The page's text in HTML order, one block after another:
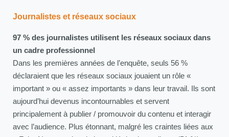
Journalistes et réseaux sociaux
97 % des journalistes utilisent les réseaux sociaux dans
un cadre professionnel
Dans les premières années de l’enquête, seuls 56 %
déclaraient que les réseaux sociaux jouaient un rôle «
important » ou « assez importants » dans leur travail. Ils sont
aujourd’hui devenus incontournables et servent
principalement à publier / promouvoir du contenu et interagir
avec l’audience. Plus étonnant, malgré les craintes liées aux